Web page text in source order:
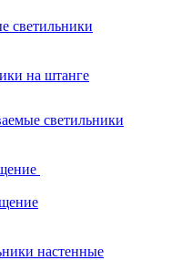
светильники
на штанге
светильники
настенные